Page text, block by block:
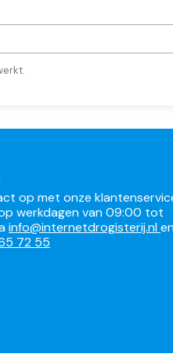
op met onze
werkdagen van 09:00 tot
info@internetdrogisterij.nl
72 55